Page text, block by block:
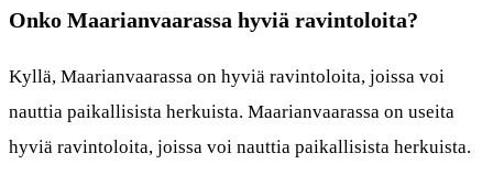
Onko Maarianvaarassa hyviä ravintoloita?
Kyllä, Maarianvaarassa on hyviä ravintoloita, joissa voi
nauttia paikallisista herkuista. Maarianvaarassa on useita
hyviä ravintoloita, joissa voi nauttia paikallisista herkuista.